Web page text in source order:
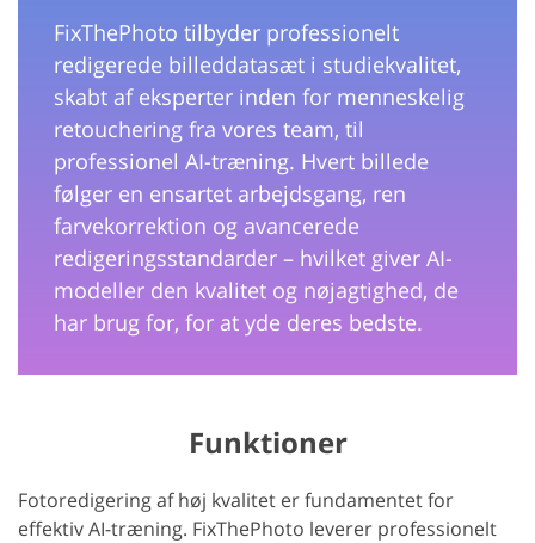
FixThePhoto tilbyder professionelt
redigerede billeddatasæt i studiekvalitet,
skabt af eksperter inden for menneskelig
retouchering fra vores team, til
professionel AI-træning. Hvert billede
følger en ensartet arbejdsgang, ren
farvekorrektion og avancerede
redigeringsstandarder – hvilket giver AI-
modeller den kvalitet og nøjagtighed, de
har brug for, for at yde deres bedste.
Funktioner
Fotoredigering af høj kvalitet er fundamentet for
effektiv AI-træning. FixThePhoto leverer professionelt